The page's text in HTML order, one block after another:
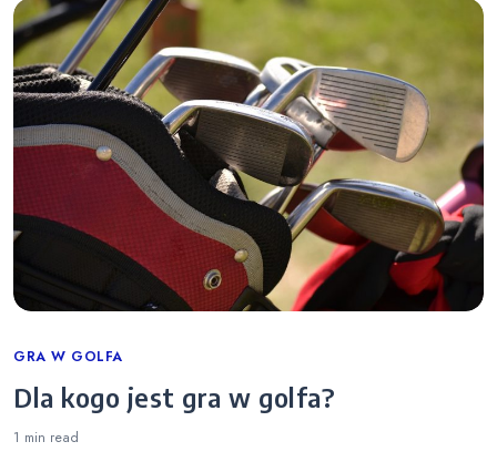
Categories
GRA W GOLFA
Dla kogo jest gra w golfa?
1 min read